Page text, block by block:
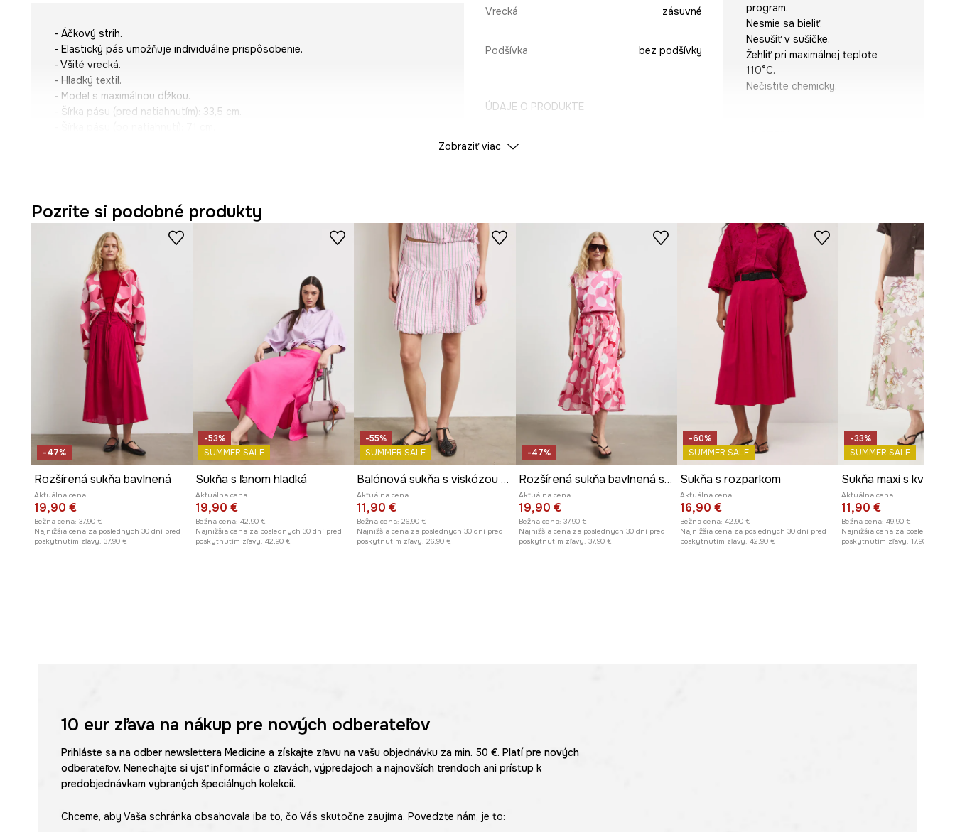
- Áčkový strih.
- Elastický pás umožňuje individuálne prispôsobenie.
- Všité vrecká.
- Hladký textil.
- Model s maximálnou dĺžkou.
- Šírka pásu (pred natiahnutím): 33,5 cm.
Vrecká zásuvné
Podšívka bez podšívky
ÚDAJE O PRODUKTE
Farba
program.
Nesmie sa bieliť.
Nesušiť v sušičke.
Žehliť pri maximálnej teplote
110°C.
Nečistite chemicky.
Pozrite si rozmery produktu
Zobraziť viac
Pozrite si podobné produkty
-47%
Rozšírená sukňa bavlnená
Aktuálna cena:
19,90 €
Bežná cena: 37,90 €
Najnižšia cena za posledných 30 dní pred
poskytnutím zľavy: 37,90 €
-53%
SUMMER SALE
Sukňa s ľanom hladká
Aktuálna cena:
19,90 €
Bežná cena: 42,90 €
Najnižšia cena za posledných 30 dní pred
poskytnutím zľavy: 42,90 €
-55%
SUMMER SALE
Balónová sukňa s viskózou s pásikavým vzorom
Aktuálna cena:
11,90 €
Bežná cena: 26,90 €
Najnižšia cena za posledných 30 dní pred
poskytnutím zľavy: 26,90 €
-47%
Rozšírená sukňa bavlnená s kvetmi
Aktuálna cena:
19,90 €
Bežná cena: 37,90 €
Najnižšia cena za posledných 30 dní pred
poskytnutím zľavy: 37,90 €
-60%
SUMMER SALE
Sukňa s rozparkom
Aktuálna cena:
16,90 €
Bežná cena: 42,90 €
Najnižšia cena za posledných 30 dní pred
poskytnutím zľavy: 42,90 €
-33%
SUMMER SALE
Sukňa maxi s
Aktuálna cena:
11,90 €
Bežná cena: 49,90 €
Najnižšia cena za posledných
poskytnutím zľavy: 17,90 €
10 eurzľava na nákup pre nových odberateľov
Prihláste sa na odber newslettera Medicine a získajte zľavu na vašu objednávku za min. 50 €. Platí pre nových
odberateľov. Nenechajte si ujsť informácie o zľavách, výpredajoch a najnovších trendoch ani prístup k
predobjednávkam vybraných špeciálnych kolekcií.
Chceme, aby Vaša schránka obsahovala iba to, čo Vás skutočne zaujíma. Povedzte nám, je to: